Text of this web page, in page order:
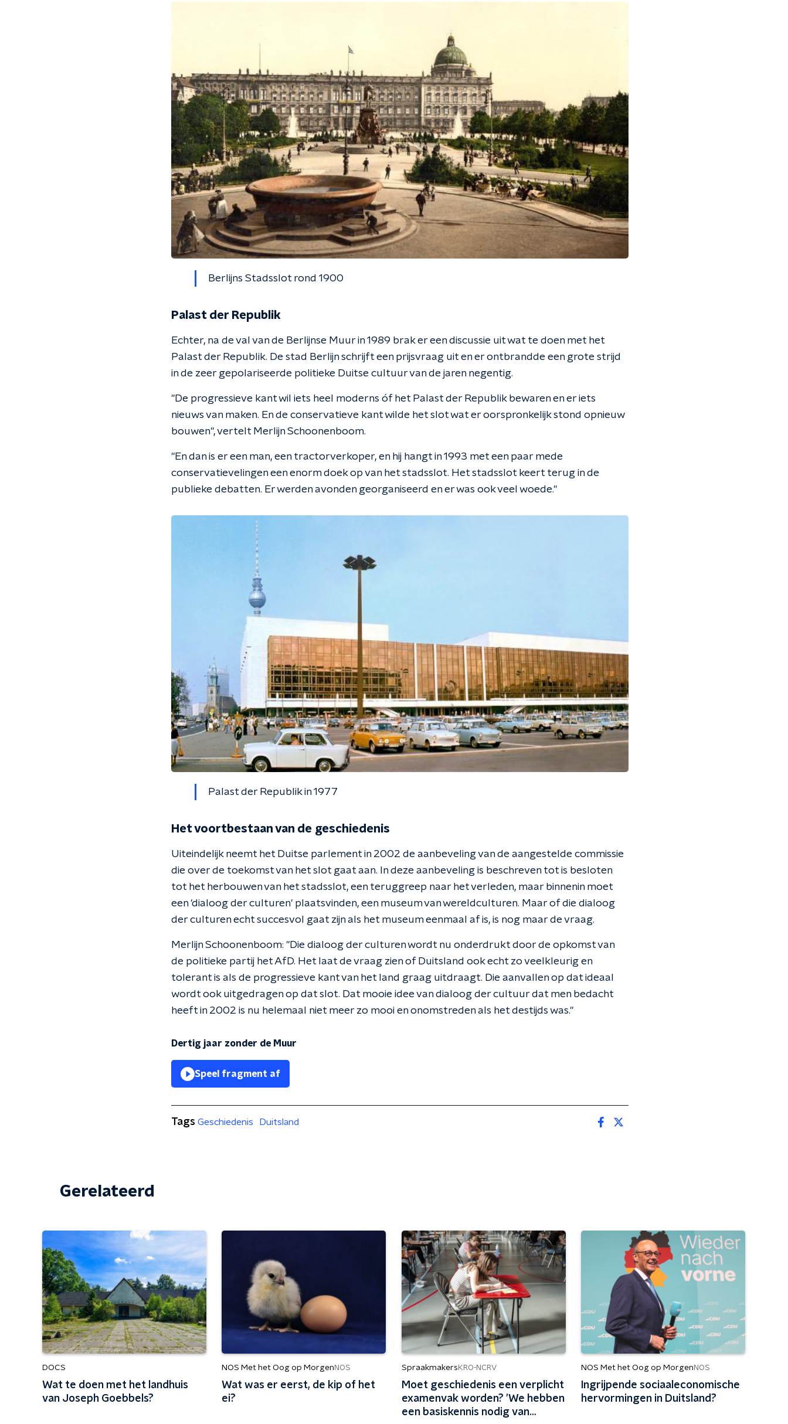
Berlijns Stadsslot rond 1900
Palast der Republik
Echter, na de val van de Berlijnse Muur in 1989 brak er een discussie uit wat te doen met het
Palast der Republik. De stad Berlijn schrijft een prijsvraag uit en er ontbrandde een grote strijd
in de zeer gepolariseerde politieke Duitse cultuur van de jaren negentig.
"De progressieve kant wil iets heel moderns óf het Palast der Republik bewaren en er iets
nieuws van maken. En de conservatieve kant wilde het slot wat er oorspronkelijk stond opnieuw
bouwen", vertelt Merlijn Schoonenboom.
"En dan is er een man, een tractorverkoper, en hij hangt in 1993 met een paar mede
conservatievelingen een enorm doek op van het stadsslot. Het stadsslot keert terug in de
publieke debatten. Er werden avonden georganiseerd en er was ook veel woede."
Palast der Republik in 1977
Het voortbestaan van de geschiedenis
Uiteindelijk neemt het Duitse parlement in 2002 de aanbeveling van de aangestelde commissie
die over de toekomst van het slot gaat aan. In deze aanbeveling is beschreven tot is besloten
tot het herbouwen van het stadsslot, een teruggreep naar het verleden, maar binnenin moet
een 'dialoog der culturen' plaatsvinden, een museum van wereldculturen. Maar of die dialoog
der culturen echt succesvol gaat zijn als het museum eenmaal af is, is nog maar de vraag.
Merlijn Schoonenboom: "Die dialoog der culturen wordt nu onderdrukt door de opkomst van
de politieke partij het AfD. Het laat de vraag zien of Duitsland ook echt zo veelkleurig en
tolerant is als de progressieve kant van het land graag uitdraagt. Die aanvallen op dat ideaal
wordt ook uitgedragen op dat slot. Dat mooie idee van dialoog der cultuur dat men bedacht
heeft in 2002 is nu helemaal niet meer zo mooi en onomstreden als het destijds was."
Dertig jaar zonder de Muur
Speel fragment af
Tags Geschiedenis Duitsland
Gerelateerd
DOCS
Wat te doen met het landhuis
van Joseph Goebbels?
NOS Met het Oog op Morgen NOS
Wat was er eerst, de kip of het
ei?
Spraakmakers KRO-NCRV
Moet geschiedenis een verplicht
examenvak worden? 'We hebben
een basiskennis nodig van
NOS Met het Oog op Morgen NOS
Ingrijpende sociaaleconomische
hervormingen in Duitsland?